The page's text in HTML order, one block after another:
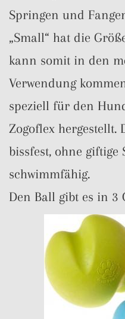
Springen und
„Small“ hat die
kann somit in den
Verwendung
speziell für den
Zogoflex hergestellt.
bissfest, ohne giftige
schwimmfähig.
Den Ball gibt es in 3